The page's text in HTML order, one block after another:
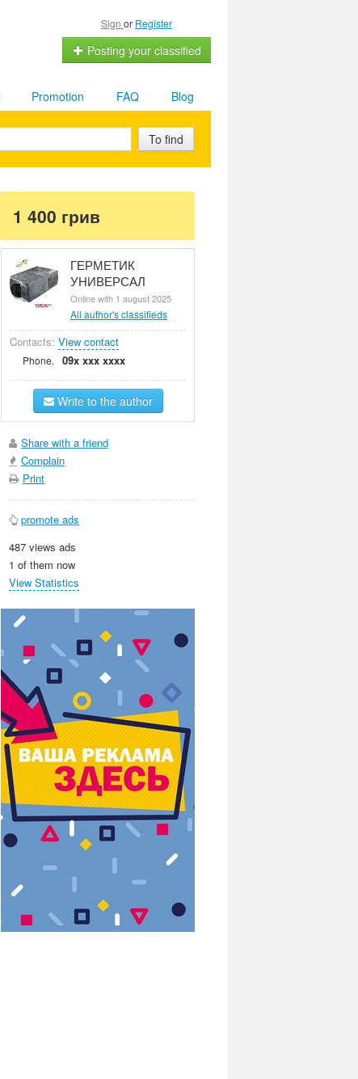
Sign or Register
Posting your classified
Blog
FAQ
Promotion
To find
1 400 грив
ГЕРМЕТИК
УНИВЕРСАЛ
Online with 1 august 2025
All author's classifieds
Contacts: View contact
Phone. 09x xxx xxxx
Write to the author
Share with a friend
Complain
Print
promote ads
487 views ads
1 of them now
View Statistics